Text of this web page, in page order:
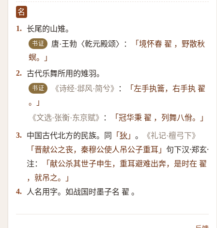
名
1. 长尾的山雉。
书证 唐·王勃〈乾元殿颂〉：
「境怀春 翟 ，野散秋
螟。」
2. 古代乐舞所用的雉羽。
书证 《诗经·邶风·简兮》 ：
「左手执籥，右手执 翟
。」
《文选·张衡·东京赋》
： 「冠华秉 翟 ，列舞八佾。」
3. 中国古代北方的民族。同 「 狄 」 。
《礼记·檀弓下》
「晋献公之丧，秦穆公使人吊公子重耳」 句下汉·郑玄·
注：
「献公杀其世子申生，重耳避难出奔，是时在 翟
，就吊之。」
4.
人名用字。如战国时墨子名 翟 。